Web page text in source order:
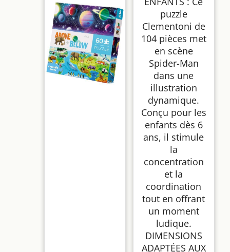
Concentration | Jeu
de Societé
puzzle
Clementoni de
104 pièces met
en scène
Spider-Man
dans une
illustration
dynamique.
Conçu pour les
enfants dès 6
ans, il stimule
la
concentration
et la
coordination
tout en offrant
un moment
ludique.
DIMENSIONS
ADAPTÉES AUX